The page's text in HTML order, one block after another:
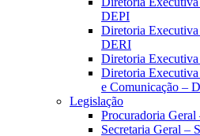
DEPI
Diretoria Executiva
DERI
Diretoria
Diretoria
e Comunicação –
Legislação
Procuradoria Geral
Secretaria Geral –